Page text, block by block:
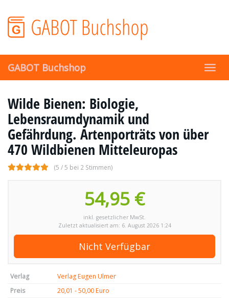
main
content
GABOT Buchshop
Wilde Bienen: Biologie,
Lebensraumdynamik und
Gefährdung. Artenporträts von über
470 Wildbienen Mitteleuropas
(5 / 5 bei 2 Stimmen)
54,95 €
inkl. gesetzlicher MwSt.
Zuletzt aktualisiert am: 6. August 2026 1:24
Nicht Verfügbar
Verlag
Verlag Eugen Ulmer
Preis
20,01 - 50,00 Euro